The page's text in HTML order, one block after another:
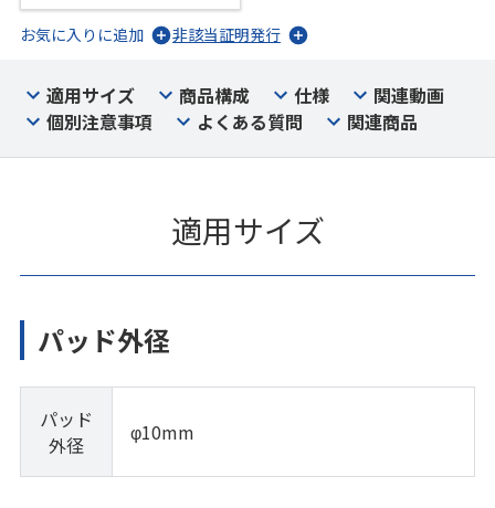
お気に入りに追加
非該当証明発行
適用サイズ 商品構成 仕様
関連動画
個別注意事項
よくある質問 関連商品
適用サイズ
パッド外径
パッド
外径
φ10mm